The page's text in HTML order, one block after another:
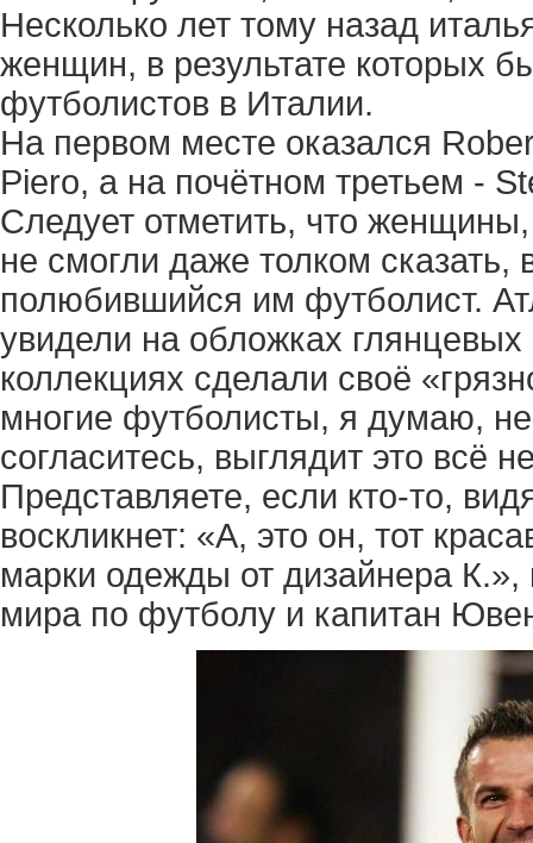
Несколько лет тому назад
женщин, в результате которых
футболистов в Италии.
На первом месте оказался
Piero, а на почётном третьем -
Следует отметить, что
не смогли даже толком сказать,
полюбившийся им футболист.
увидели на обложках
коллекциях сделали своё
многие футболисты, я думаю,
согласитесь, выглядит это всё
Представляете, если кто-то,
воскликнет: «А, это он, тот
марки одежды от дизайнера
мира по футболу и капитан